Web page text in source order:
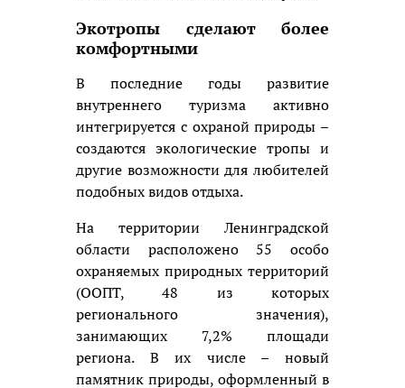
Экотропы сделают более
комфортными
В последние годы развитие
внутреннего туризма активно
интегрируется с охраной природы –
создаются экологические тропы и
другие возможности для любителей
подобных видов отдыха.
На территории Ленинградской
области расположено 55 особо
охраняемых природных территорий
(ООПТ, 48 из которых
регионального значения),
занимающих 7,2% площади
региона. В их числе – новый
памятник природы, оформленный в